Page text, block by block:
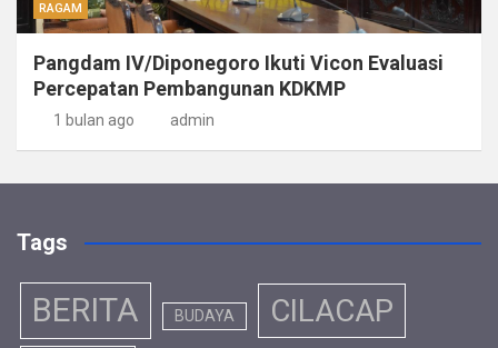
RAGAM
Pangdam IV/Diponegoro Ikuti Vicon Evaluasi
Percepatan Pembangunan KDKMP
1 bulan ago admin
Tags
BERITA BUDAYA CILACAP